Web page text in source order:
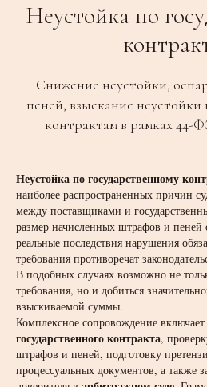
Неустойка по
Снижение неустойки,
пеней, взыскание
контрактам в рамках 44-
Неустойка по государственному
наиболее распространенных причин
между поставщиками и
размер начисленных штрафов и
реальные последствия нарушения
требования противоречат
В подобных случаях возможно не
требования, но и добиться
взыскиваемой суммы.
Комплексное сопровождение
государственного контракта,
штрафов и пеней, подготовку
процессуальных документов, а также